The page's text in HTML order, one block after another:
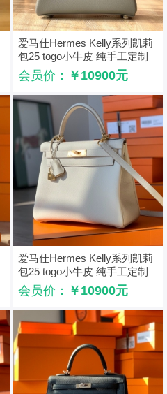
爱马仕Hermes Kelly系列凯莉
包25 togo小牛皮 纯手工定制
版 海鸥灰
会员价： ￥10900元
爱马仕Hermes Kelly系列凯莉
包25 togo小牛皮 纯手工定制
版 奶昔白
会员价： ￥10900元